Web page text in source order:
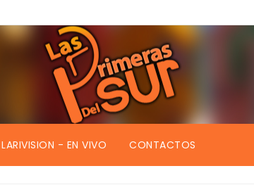
LARIVISION - EN VIVO CONTACTOS